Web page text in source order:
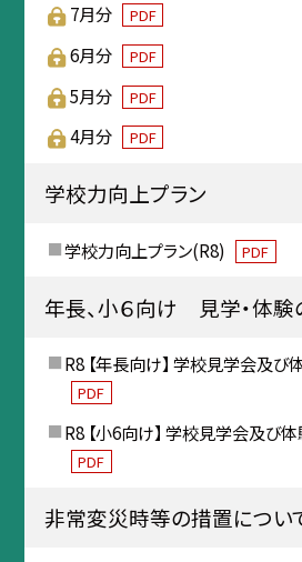
7月分 PDF
6月分 PDF
5月分 PDF
4月分 PDF
学校力向上プラン
学校力向上プラン(R8) PDF
年長、小６向け 見学・体験
R8 【年長向け】 学校見学会及
PDF
R8 【小6向け】 学校見学会及び
PDF
非常変災時等の措置につい